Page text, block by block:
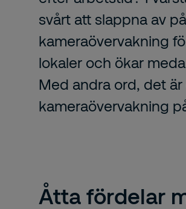
svårt att slappna av
kameraövervakning
lokaler och ökar
Med andra ord, det
kameraövervakning
Åtta fördelar